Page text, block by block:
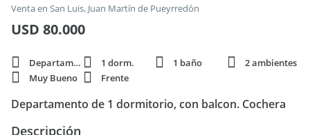
Venta en San Luis, Juan Martín de Pueyrredón
USD 80.000
Departamento 1 dorm. 1 baño
2 ambientes
Muy Bueno
Frente
Departamento de 1 dormitorio, con balcon. Cochera
Descripción